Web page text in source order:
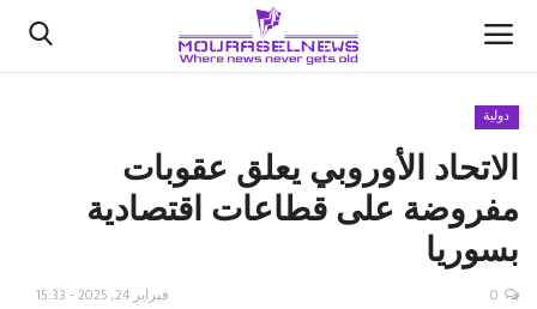
الأخبار
كتّابنا
السعودية
دولية
الاتحاد الأوروبي يعلق عقوبات
مفروضة على قطاعات اقتصادية
بسوريا
فبراير 24, 2025 - 15:33 0